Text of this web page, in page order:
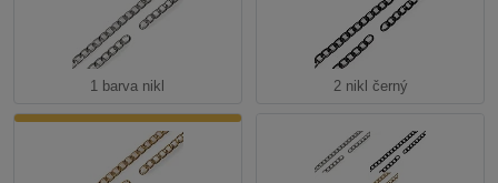
1 barva nikl 2 nikl černý